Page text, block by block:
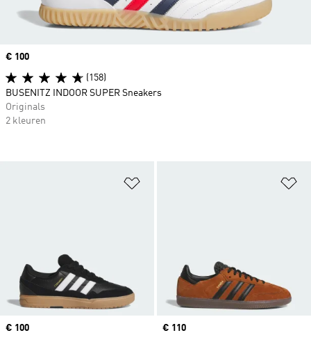
Price
€ 100
Price
€ 110
Price
€ 100
(158)
BUSENITZ INDOOR SUPER Sneakers
Originals
2 kleuren